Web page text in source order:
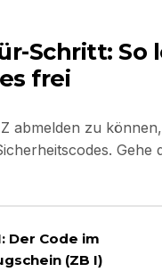
Schritt: So
frei
abmelden zu können,
Gehe
Der Code im
(ZB I)